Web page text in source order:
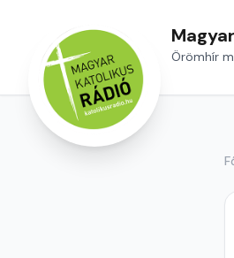
Örömhír